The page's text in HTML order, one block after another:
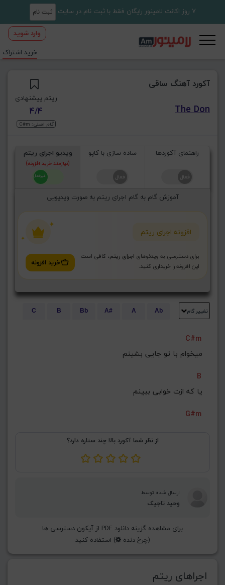
7 روز اکانت لامینور رایگان فقط با ثبت نام در سایت ثبت نام
وارد شوید
خرید اشتراک
آکورد آهنگ ساقی
The Don
ریتم پیشنهادی
4/4
گام اصلی: C#m
راهنمای آکوردها ساده سازی با کاپو ویدیو اجرای ریتم
(نیازمند خرید افزونه)
آموزش گام به گام اجرای ریتم به صورت ویدیویی
افزونه اجرای ریتم
برای دسترسی به ویدئوهای اجرای ریتم، کافی است
این افزونه را خریداری کنید.
خرید افزونه
تغییر گام Ab
A
A#
Bb
B
C
C#m
میخوام با تو جایی بشینم
B
یا که ازت خوابی ببینم
G#m
از نظر شما آکورد بالا چند ستاره دارد؟
ارسال شده توسط
وحید تاجیک
برای مشاهده گزینه دانلود PDF از آیکون دسترسی ها
(چرخ دنده ) استفاده کنید
اجراهای ریتم